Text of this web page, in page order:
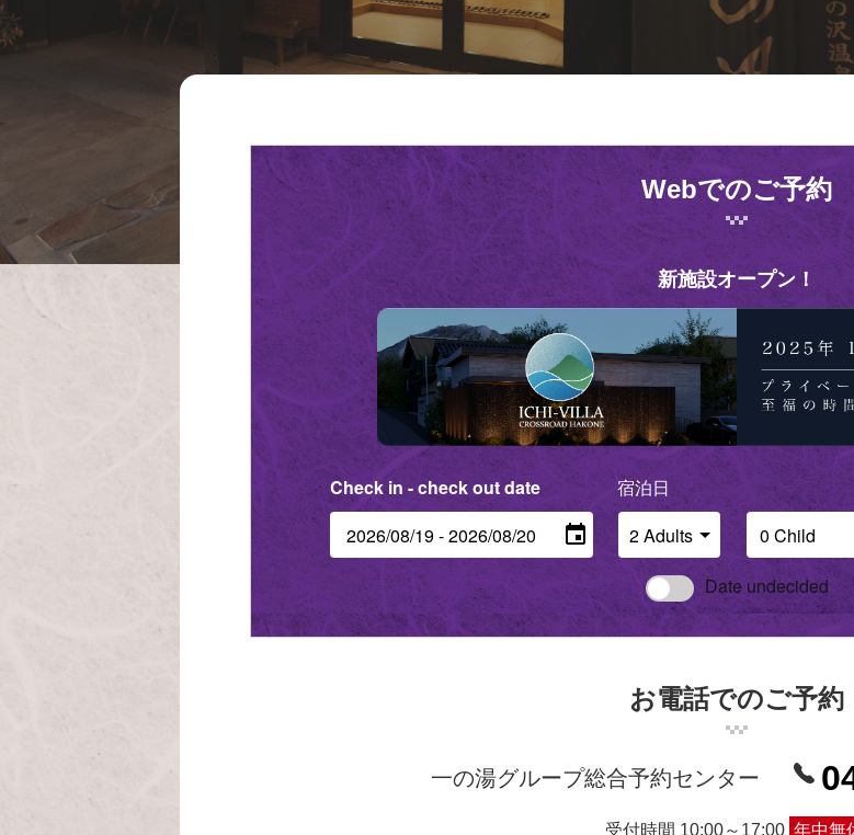
Webでのご予約
新施設オープン！
Check in - check out date Number of guests per room
Date undecided
お電話でのご予約
一の湯グループ総合予約センター
受付時間 10:00～17:00 年中無